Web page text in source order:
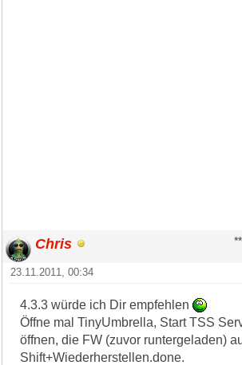
Chris
23.11.2011, 00:34
4.3.3 würde ich Dir empfehlen
Öffne mal TinyUmbrella, Start TSS
öffnen, die FW (zuvor runtergeladen)
Shift+Wiederherstellen.done.